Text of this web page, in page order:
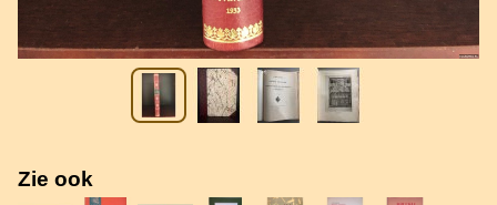
Zie ook